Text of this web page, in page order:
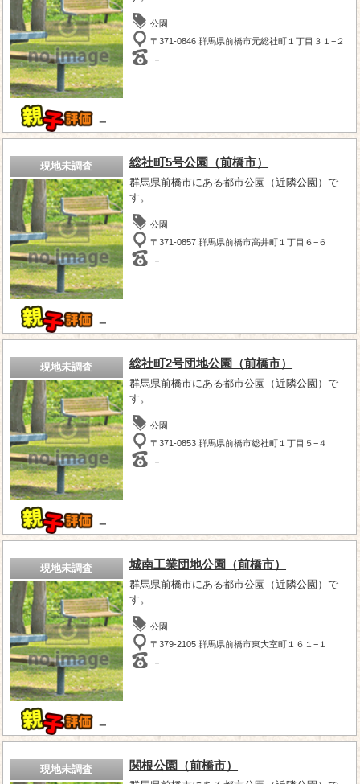
－
公園
〒371-0846 群馬県前橋市元総社町１丁目３１−２
－
現地未調査
－
総社町5号公園（前橋市）
群馬県前橋市にある都市公園（近隣公園）で
す。
公園
〒371-0857 群馬県前橋市高井町１丁目６−６
－
現地未調査
－
総社町2号団地公園（前橋市）
群馬県前橋市にある都市公園（近隣公園）で
す。
公園
〒371-0853 群馬県前橋市総社町１丁目５−４
－
現地未調査
－
城南工業団地公園（前橋市）
群馬県前橋市にある都市公園（近隣公園）で
す。
公園
〒379-2105 群馬県前橋市東大室町１６１−１
－
現地未調査 関根公園（前橋市）